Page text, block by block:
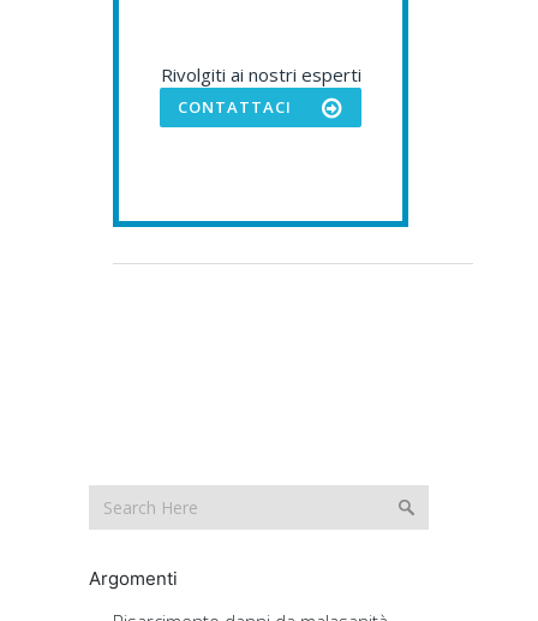
Rivolgiti ai nostri esperti
CONTATTACI
Argomenti